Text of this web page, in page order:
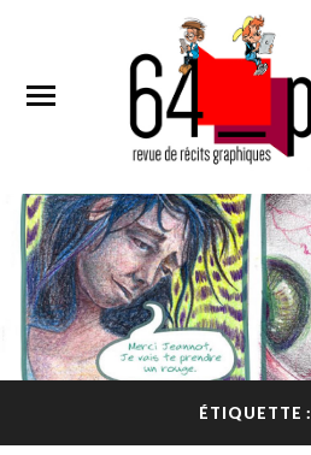
ÉTIQUETTE :